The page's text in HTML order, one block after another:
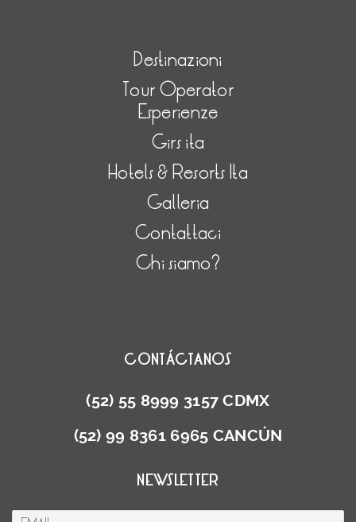
Destinazioni
Tour Operator
Esperienze
Girs ita
Hotels & Resorts Ita
Galleria
Contattaci
Chi siamo?
CONTÁCTANOS
(52) 55 8999 3157 CDMX
(52) 99 8361 6965 CANCÚN
NEWSLETTER